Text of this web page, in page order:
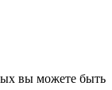
вы можете быть